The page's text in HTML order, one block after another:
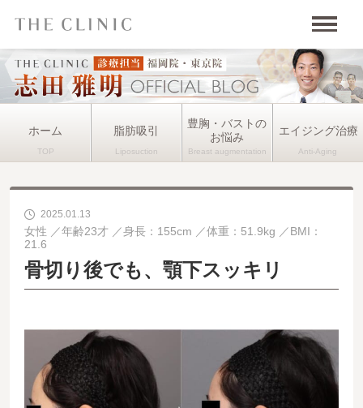
ホーム 脂肪吸引
豊胸・バストの
お悩み
エイジング治療
2025.01.13
女性 年齢23才 身長：155cm 体重：51.9kg
BMI：
21.6
骨切り後でも、顎下スッキリ